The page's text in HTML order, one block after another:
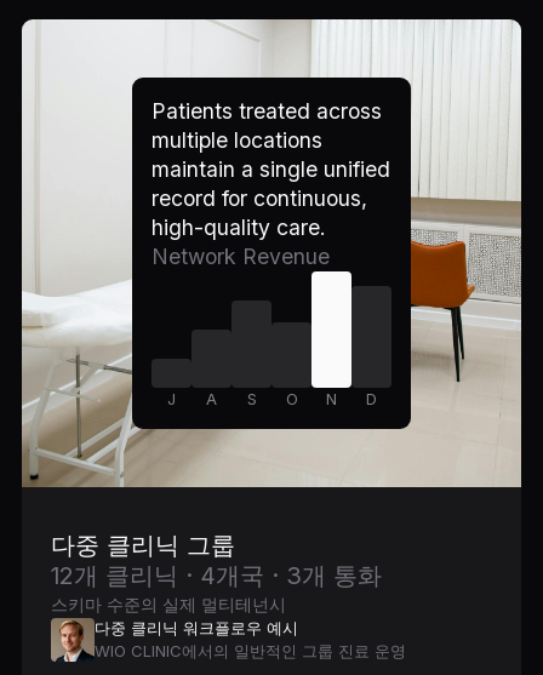
Patients treated across
multiple locations
maintain a single unified
record for continuous,
high-quality care.
Network Revenue
J A S O N D
다중 클리닉 그룹
12개 클리닉 · 4개국 · 3개 통화
스키마 수준의 실제 멀티테넌시
다중 클리닉 워크플로우 예시
WIO CLINIC에서의 일반적인 그룹 진료 운영